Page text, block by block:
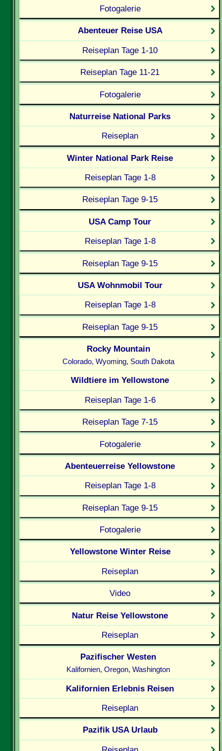
Fotogalerie
Abenteuer Reise USA
Reiseplan Tage 1-10
Reiseplan Tage 11-21
Fotogalerie
Naturreise National Parks
Reiseplan
Winter National Park Reise
Reiseplan Tage 1-8
Reiseplan Tage 9-15
USA Camp Tour
Reiseplan Tage 1-8
Reiseplan Tage 9-15
USA Wohnmobil Tour
Reiseplan Tage 1-8
Reiseplan Tage 9-15
Rocky Mountain
Colorado, Wyoming, South Dakota
Wildtiere im Yellowstone
Reiseplan Tage 1-6
Reiseplan Tage 7-15
Fotogalerie
Abenteuerreise Yellowstone
Reiseplan Tage 1-8
Reiseplan Tage 9-15
Fotogalerie
Yellowstone Winter Reise
Reiseplan
Video
Natur Reise Yellowstone
Reiseplan
Pazifischer Westen
Kalifornien, Oregon, Washington
Kalifornien Erlebnis Reisen
Reiseplan
Pazifik USA Urlaub